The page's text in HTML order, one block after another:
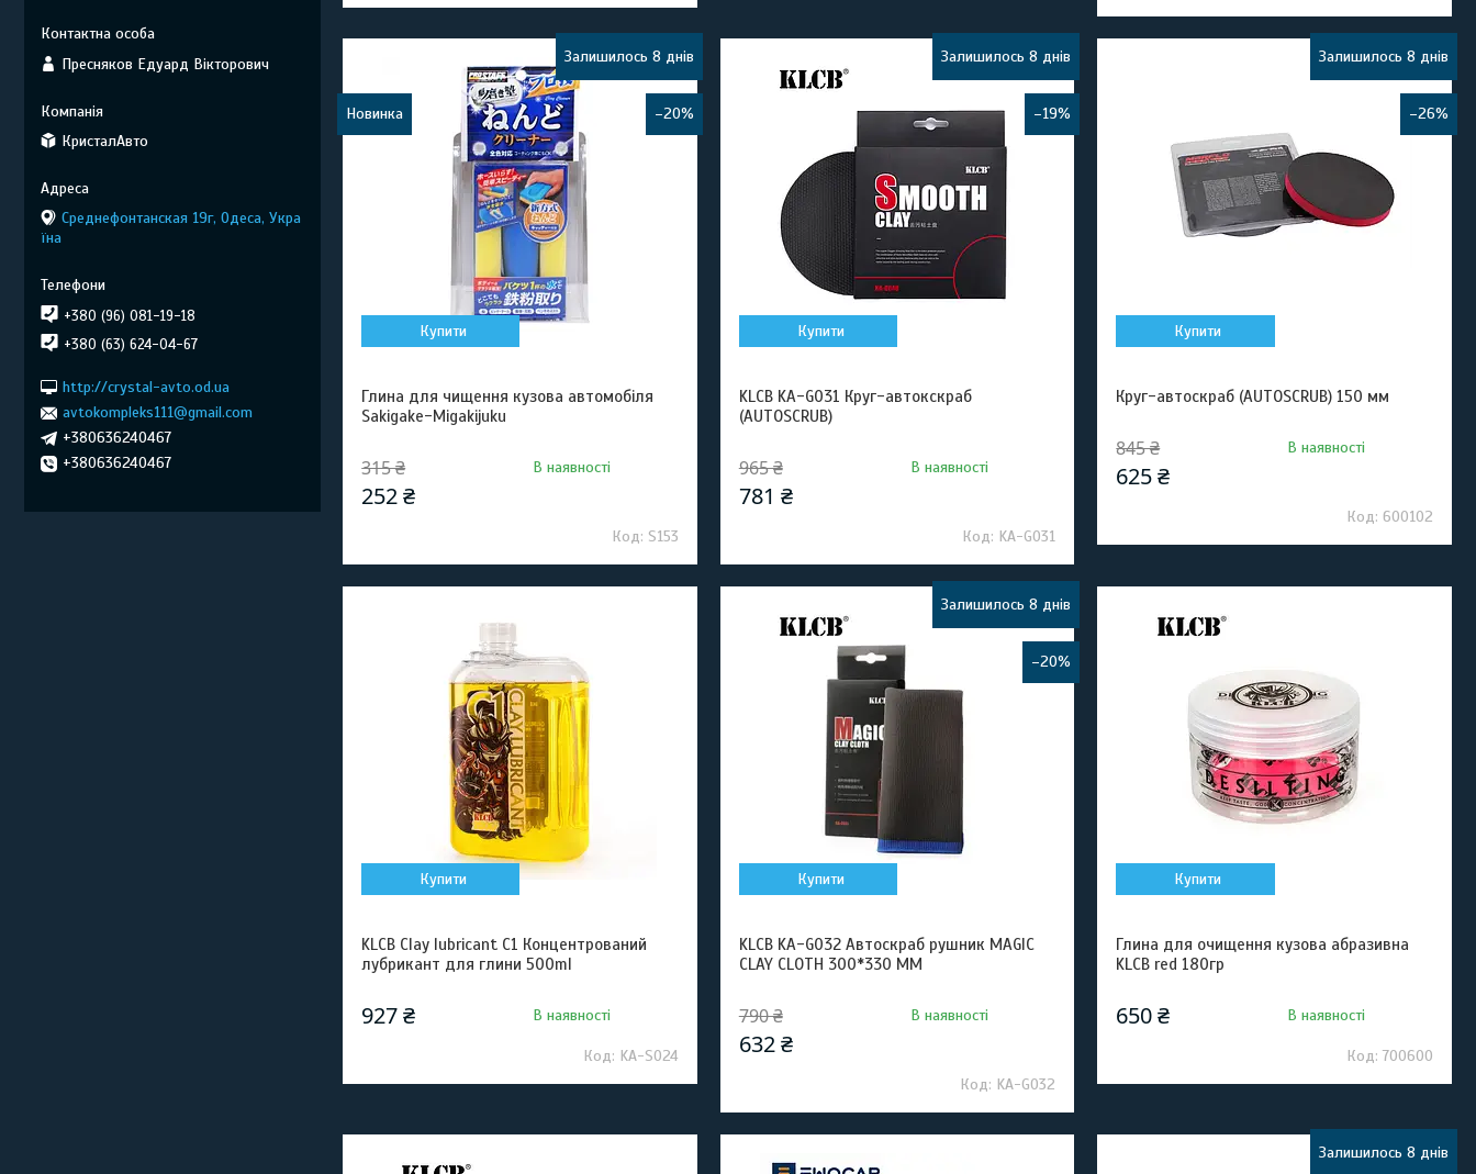
Новинка –20%
Залишилось 8 днів
Купити
Глина для чищення кузова автомобіля
Sakigake-Migakijuku
315 ₴
252 ₴
В наявності
S153
–19%
Залишилось 8 днів
Купити
KLCB KA-G031 Круг-автокскраб
(AUTOSCRUB)
965 ₴
781 ₴
В наявності
KA-G031
–26%
Залишилось 8 днів
Купити
Круг-автоскраб (AUTOSCRUB) 150 мм
845 ₴
625 ₴
В наявності
600102
Купити
KLCB Clay lubricant C1 Концентрований
лубрикант для глини 500ml
927 ₴ В наявності
KA-S024
–20%
Залишилось 8 днів
Купити
KLCB KA-G032 Автоскраб рушник MAGIC
CLAY CLOTH 300*330 ММ
790 ₴
632 ₴
В наявності
KA-G032
Купити
Глина для очищення кузова абразивна
KLCB red 180гр
650 ₴ В наявності
700600
Залишилось 8 днів
Пресняков Едуард Вікторович
КристалАвто
Среднефонтанская 19г, Одеса, Укра
їна
+380 (96) 081-19-18
+380 (63) 624-04-67
http://crystal-avto.od.ua
avtokompleks111@gmail.com
+380636240467
+380636240467